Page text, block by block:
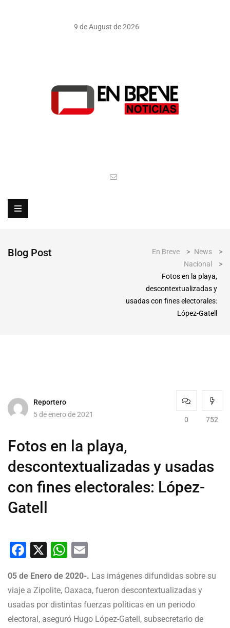
9 de August de 2026
Blog Post En Breve > News
>
Nacional
>
Fotos en la playa,
descontextualizadas y
usadas con fines electorales:
López-Gatell
Reportero
5 de enero de 2021
0 752
Fotos en la playa,
descontextualizadas y usadas
con fines electorales: López-
Gatell
Facebook
X WhatsApp
05 de Enero de 2020-. Las imágenes difundidas sobre su
viaje a Zipolite, Oaxaca, fueron descontextualizadas y
usadas por distintas fuerzas políticas en un periodo
electoral, aseguró Hugo López-Gatell, subsecretario de